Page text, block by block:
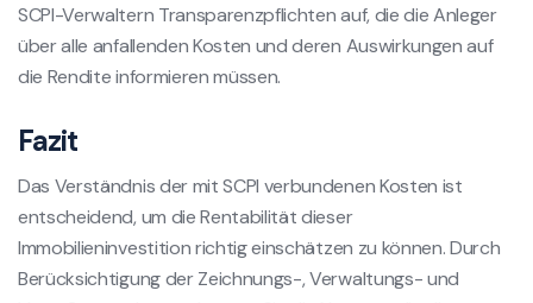
SCPI-Verwaltern Transparenzpflichten auf, die die Anleger
über alle anfallenden Kosten und deren Auswirkungen auf
die Rendite informieren müssen.
Fazit
Das Verständnis der mit SCPI verbundenen Kosten ist
entscheidend, um die Rentabilität dieser
Immobilieninvestition richtig einschätzen zu können. Durch
Berücksichtigung der Zeichnungs-, Verwaltungs- und